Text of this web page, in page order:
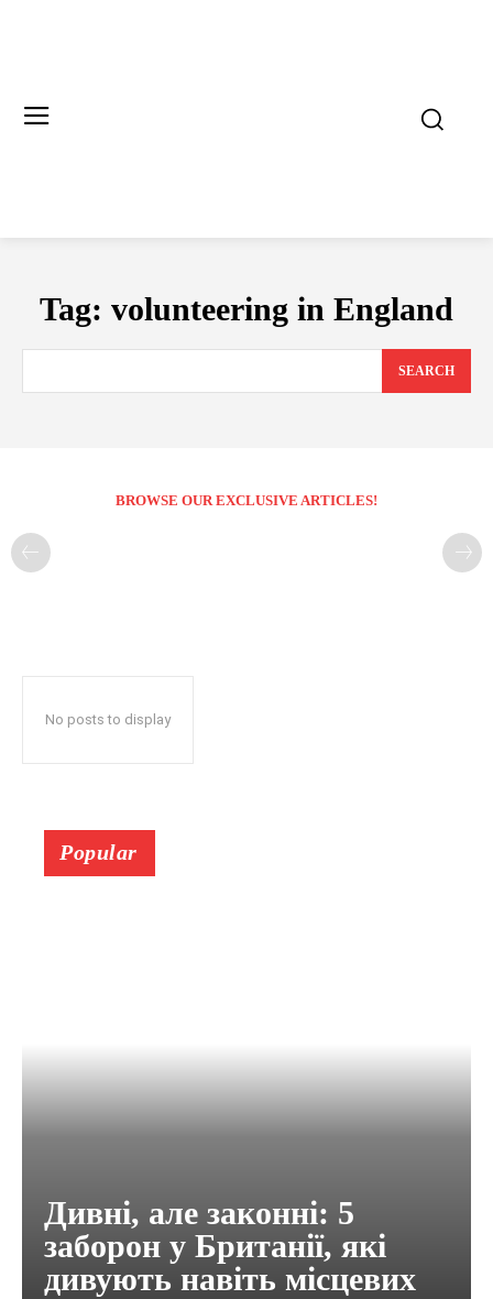
Tag: volunteering in England
SEARCH
BROWSE OUR EXCLUSIVE ARTICLES!
No posts to display
Popular
Дивні, але законні: 5
заборон у Британії, які
дивують навіть місцевих